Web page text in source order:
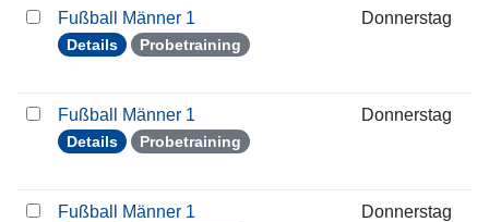
Fußball Männer 1
Details Probetraining
Donnerstag
Fußball Männer 1
Details Probetraining
Donnerstag
Fußball Männer 1 Donnerstag